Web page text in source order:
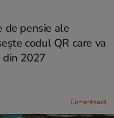
de pensie ale
codul QR care va
din 2027
Comentează